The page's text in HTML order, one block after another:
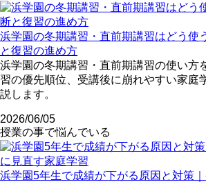
浜学園の冬期講習・直前期講習はどう使
と復習の進め方
浜学園の冬期講習・直前期講習の使い方
習の優先順位、受講後に崩れやすい家庭
説します。
2026/06/05
授業の事で悩んでいる
浜学園5年生で成績が下がる原因と対策